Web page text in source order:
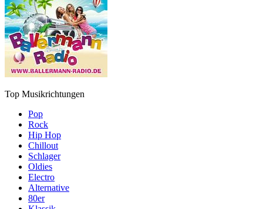
Top Musikrichtungen
Pop
Rock
Hip Hop
Chillout
Schlager
Oldies
Electro
Alternative
80er